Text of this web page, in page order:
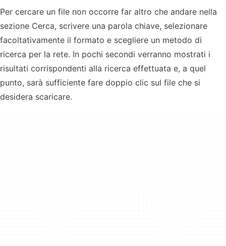
Per cercare un file non occorre far altro che andare nella
sezione Cerca, scrivere una parola chiave, selezionare
facoltativamente il formato e scegliere un metodo di
ricerca per la rete. In pochi secondi verranno mostrati i
risultati corrispondenti alla ricerca effettuata e, a quel
punto, sarà sufficiente fare doppio clic sul file che si
desidera scaricare.